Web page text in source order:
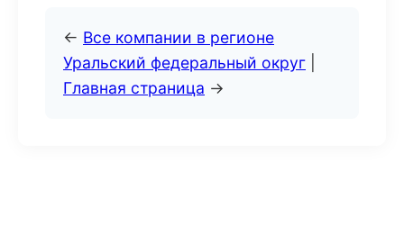
← Все компании в регионе
Уральский федеральный округ
Главная страница →